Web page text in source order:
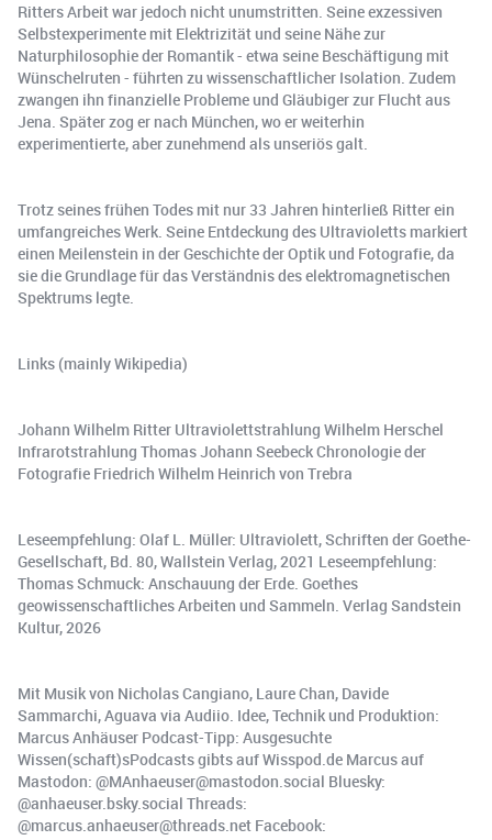
Ritters Arbeit war jedoch nicht unumstritten. Seine exzessiven
Selbstexperimente mit Elektrizität und seine Nähe zur
Naturphilosophie der Romantik - etwa seine Beschäftigung mit
Wünschelruten - führten zu wissenschaftlicher Isolation. Zudem
zwangen ihn finanzielle Probleme und Gläubiger zur Flucht aus
Jena. Später zog er nach München, wo er weiterhin
experimentierte, aber zunehmend als unseriös galt.
Trotz seines frühen Todes mit nur 33 Jahren hinterließ Ritter ein
umfangreiches Werk. Seine Entdeckung des Ultravioletts markiert
einen Meilenstein in der Geschichte der Optik und Fotografie, da
sie die Grundlage für das Verständnis des elektromagnetischen
Spektrums legte.
Links (mainly Wikipedia)
Johann Wilhelm Ritter Ultraviolettstrahlung Wilhelm Herschel
Infrarotstrahlung Thomas Johann Seebeck Chronologie der
Fotografie Friedrich Wilhelm Heinrich von Trebra
Leseempfehlung: Olaf L. Müller: Ultraviolett, Schriften der Goethe-
Gesellschaft, Bd. 80, Wallstein Verlag, 2021 Leseempfehlung:
Thomas Schmuck: Anschauung der Erde. Goethes
geowissenschaftliches Arbeiten und Sammeln. Verlag Sandstein
Kultur, 2026
Mit Musik von Nicholas Cangiano, Laure Chan, Davide
Sammarchi, Aguava via Audiio. Idee, Technik und Produktion:
Marcus Anhäuser Podcast-Tipp: Ausgesuchte
Wissen(schaft)sPodcasts gibts auf Wisspod.de Marcus auf
Mastodon: @MAnhaeuser@mastodon.social Bluesky:
@anhaeuser.bsky.social Threads:
@marcus.anhaeuser@threads.net Facebook: